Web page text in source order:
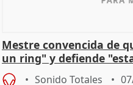
Mestre convencida de
un ring" y defiende
Vox
Sonido Totales